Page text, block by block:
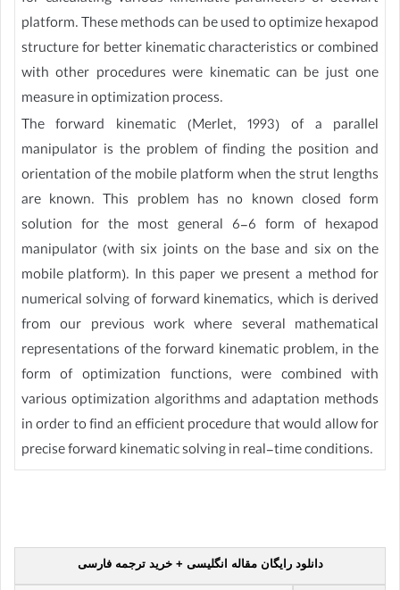
platform. These methods can be used to optimize hexapod
structure for better kinematic characteristics or combined
with other procedures were kinematic can be just one
measure in optimization process.
The forward kinematic (Merlet, 1993) of a parallel
manipulator is the problem of finding the position and
orientation of the mobile platform when the strut lengths
are known. This problem has no known closed form
solution for the most general 6-6 form of hexapod
manipulator (with six joints on the base and six on the
mobile platform). In this paper we present a method for
numerical solving of forward kinematics, which is derived
from our previous work where several mathematical
representations of the forward kinematic problem, in the
form of optimization functions, were combined with
various optimization algorithms and adaptation methods
in order to find an efficient procedure that would allow for
precise forward kinematic solving in real-time conditions.
دانلود رایگان مقاله انگلیسی + خرید ترجمه فارسی